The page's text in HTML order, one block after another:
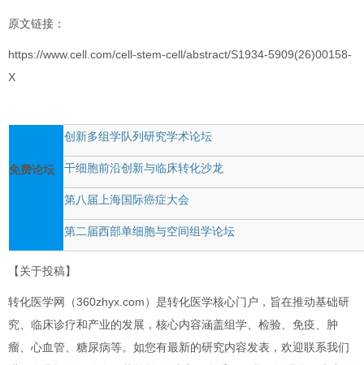
原文链接：
https://www.cell.com/cell-stem-cell/abstract/S1934-5909(26)00158-
X
免费论坛
创新多组学队列研究学术论坛
干细胞前沿创新与临床转化沙龙
第八届上海国际癌症大会
第二届西部单细胞与空间组学论坛
【关于投稿】
转化医学网（360zhyx.com）是转化医学核心门户，旨在推动基础研
究、临床诊疗和产业的发展，核心内容涵盖组学、检验、免疫、肿
瘤、心血管、糖尿病等。如您有最新的研究内容发表，欢迎联系我们